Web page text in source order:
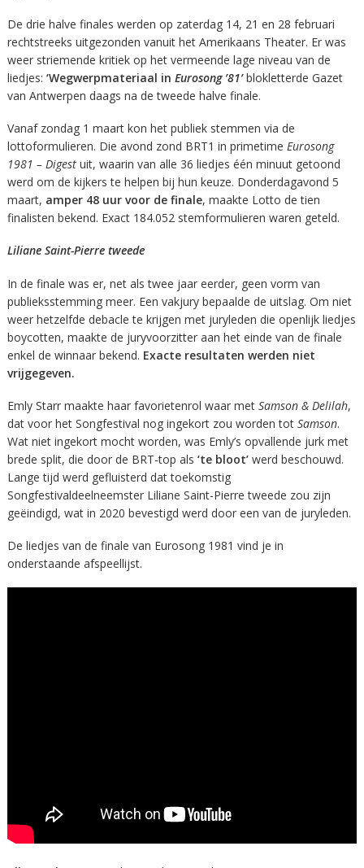
De drie halve finales werden op zaterdag 14, 21 en 28 februari
rechtstreeks uitgezonden vanuit het Amerikaans Theater. Er was
weer striemende kritiek op het vermeende lage niveau van de
liedjes: ‘Wegwerpmateriaal in Eurosong ’81’blokletterde Gazet
van Antwerpen daags na de tweede halve finale.
Vanaf zondag 1 maart kon het publiek stemmen via de
lottoformulieren. Die avond zond BRT1 in primetime Eurosong
1981 – Digest uit, waarin van alle 36 liedjes één minuut getoond
werd om de kijkers te helpen bij hun keuze. Donderdagavond 5
maart, amper 48 uur voor de finale, maakte Lotto de tien
finalisten bekend. Exact 184.052 stemformulieren waren geteld.
Liliane Saint-Pierre tweede
In de finale was er, net als twee jaar eerder, geen vorm van
publieksstemming meer. Een vakjury bepaalde de uitslag. Om niet
weer hetzelfde debacle te krijgen met juryleden die openlijk liedjes
boycotten, maakte de juryvoorzitter aan het einde van de finale
enkel de winnaar bekend. Exacte resultaten werden niet
vrijgegeven.
Emly Starr maakte haar favorietenrol waar met Samson & Delilah,
dat voor het Songfestival nog ingekort zou worden tot Samson.
Wat niet ingekort mocht worden, was Emly’s opvallende jurk met
brede split, die door de BRT-top als ‘te bloot’werd beschouwd.
Lange tijd werd gefluisterd dat toekomstig
Songfestivaldeelneemster Liliane Saint-Pierre tweede zou zijn
geëindigd, wat in 2020 bevestigd werd door een van de juryleden.
De liedjes van de finale van Eurosong 1981 vind je in
onderstaande afspeellijst.